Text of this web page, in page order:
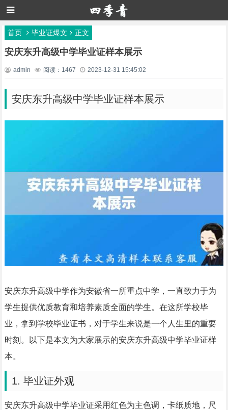
首页 毕业证爆文 正文
安庆东升高级中学毕业证样本展示
admin 阅读：1467 2023-12-31 15:45:02
安庆东升高级中学毕业证样本展示
安庆东升高级中学作为安徽省一所重点中学，一直致力于为
学生提供优质教育和培养素质全面的学生。在这所学校毕
业，拿到学校毕业证书，对于学生来说是一个人生里的重要
时刻。以下是本文为大家展示的安庆东升高级中学毕业证样
本。
1. 毕业证外观
安庆东升高级中学毕业证采用红色为主色调，卡纸质地，尺